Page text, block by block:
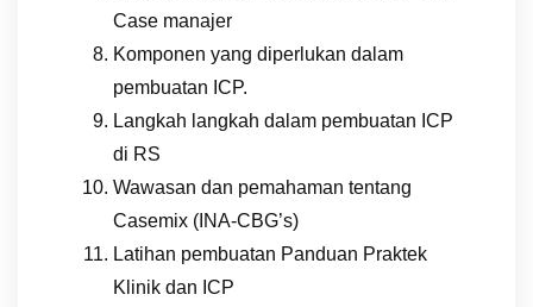
Case manajer
Komponen yang diperlukan dalam
pembuatan ICP.
Langkah langkah dalam pembuatan ICP
di RS
Wawasan dan pemahaman tentang
Casemix (INA-CBG’s)
Latihan pembuatan Panduan Praktek
Klinik dan ICP